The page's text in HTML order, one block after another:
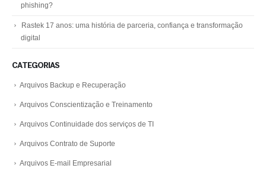
phishing?
Rastek 17 anos: uma história de parceria, confiança e transformação
digital
CATEGORIAS
Arquivos Backup e Recuperação
Arquivos Conscientização e Treinamento
Arquivos Continuidade dos serviços de TI
Arquivos Contrato de Suporte
Arquivos E-mail Empresarial